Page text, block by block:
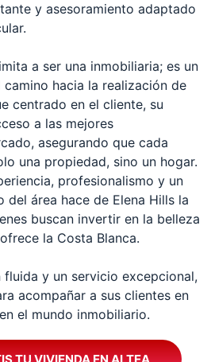
y asesoramiento adaptado
a ser una inmobiliaria; es un
hacia la realización de
centrado en el cliente, su
a las mejores
asegurando que cada
una propiedad, sino un hogar.
profesionalismo y un
área hace de Elena Hills la
buscan invertir en la belleza
la Costa Blanca.
fluida y un servicio excepcional,
acompañar a sus clientes en
el mundo inmobiliario.